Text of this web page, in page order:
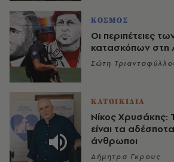
ΚΟΣΜΟΣ
Οι περιπέτειες
κατασκόπων στη
Σώτη
ΚΑΤΟΙΚΙΔΙΑ
Νίκος Χρυσάκης:
είναι τα
άνθρωποι
Δήμητρα Γκρους